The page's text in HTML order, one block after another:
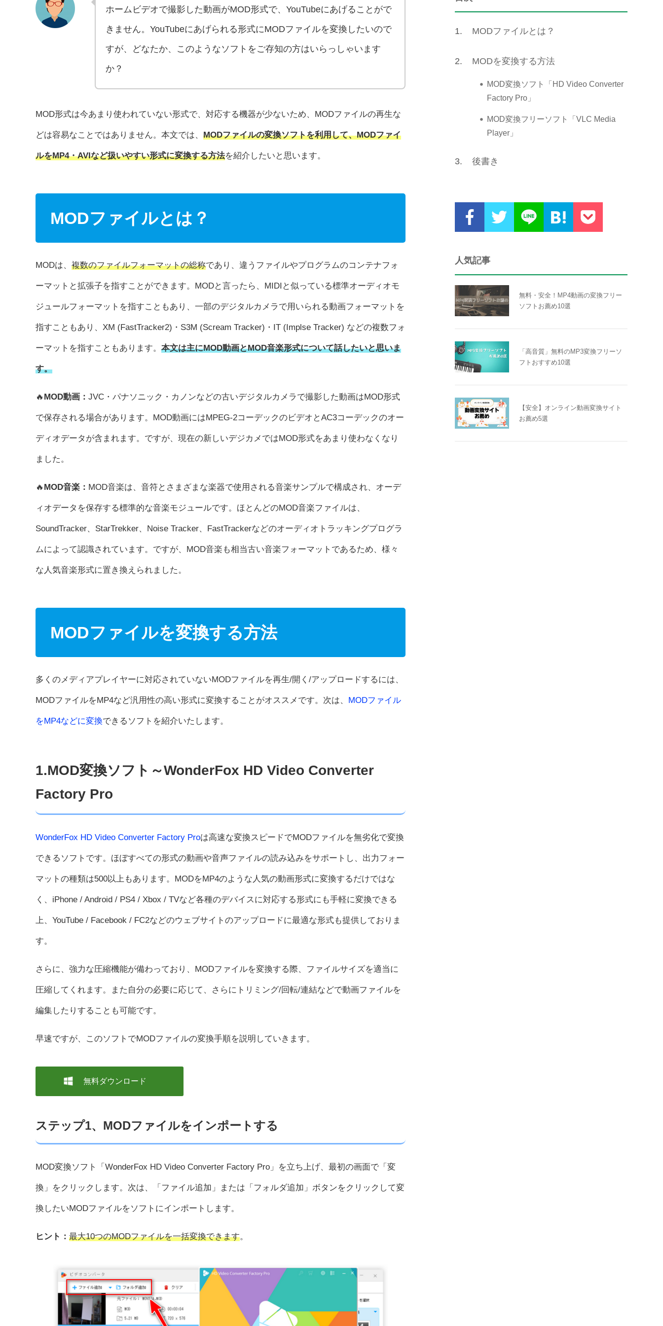
ホームビデオで撮影した動画がMOD形式で、YouTubeにあげることがで
きません。YouTubeにあげられる形式にMODファイルを変換したいので
すが、どなたか、このようなソフトをご存知の方はいらっしゃいます
か？
MOD形式は今あまり使われていない形式で、対応する機器が少ないため、MODファイルの再生な
どは容易なことではありません。本文では、 MODファイルの変換ソフトを利用して、MODファイ
ルをMP4・AVIなど扱いやすい形式に変換する方法を紹介したいと思います。
MODファイルとは？
MODは、 複数のファイルフォーマットの総称であり、違うファイルやプログラムのコンテナフォ
ーマットと拡張子を指すことができます。MODと言ったら、MIDIと似っている標準オーディオモ
ジュールフォーマットを指すこともあり、一部のデジタルカメラで用いられる動画フォーマットを
指すこともあり、XM (FastTracker2)・S3M (Scream Tracker)・IT (Implse Tracker) などの複数フォ
ーマットを指すこともあります。 本文は主にMOD動画とMOD音楽形式について話したいと思いま
す。
🔥 MOD動画： JVC・パナソニック・カノンなどの古いデジタルカメラで撮影した動画はMOD形式
で保存される場合があります。MOD動画にはMPEG-2コーデックのビデオとAC3コーデックのオー
ディオデータが含まれます。ですが、現在の新しいデジカメではMOD形式をあまり使わなくなり
ました。
🔥 MOD音楽： MOD音楽は、音符とさまざまな楽器で使用される音楽サンプルで構成され、オーデ
ィオデータを保存する標準的な音楽モジュールです。ほとんどのMOD音楽ファイルは、
SoundTracker、StarTrekker、Noise Tracker、FastTrackerなどのオーディオトラッキングプログラ
ムによって認識されています。ですが、MOD音楽も相当古い音楽フォーマットであるため、様々
な人気音楽形式に置き換えられました。
MODファイルを変換する方法
多くのメディアプレイヤーに対応されていないMODファイルを再生/開く/アップロードするには、
MODファイルをMP4など汎用性の高い形式に変換することがオススメです。次は、 MODファイル
をMP4などに変換できるソフトを紹介いたします。
1.MOD変換ソフト～WonderFox HD Video Converter
Factory Pro
WonderFox HD Video Converter Factory Proは高速な変換スピードでMODファイルを無劣化で変換
できるソフトです。ほぼすべての形式の動画や音声ファイルの読み込みをサポートし、出力フォー
マットの種類は500以上もあります。MODをMP4のような人気の動画形式に変換するだけではな
く、iPhone / Android / PS4 / Xbox / TVなど各種のデバイスに対応する形式にも手軽に変換できる
上、YouTube / Facebook / FC2などのウェブサイトのアップロードに最適な形式も提供しておりま
す。
さらに、強力な圧縮機能が備わっており、MODファイルを変換する際、ファイルサイズを適当に
圧縮してくれます。また自分の必要に応じて、さらにトリミング/回転/連結などで動画ファイルを
編集したりすることも可能です。
早速ですが、このソフトでMODファイルの変換手順を説明していきます。
無料ダウンロード
ステップ1、MODファイルをインポートする
MOD変換ソフト「WonderFox HD Video Converter Factory Pro」を立ち上げ、最初の画面で「変
換」をクリックします。次は、「ファイル追加」または「フォルダ追加」ボタンをクリックして変
換したいMODファイルをソフトにインポートします。
ヒント： 最大10つのMODファイルを一括変換できます。
1. MODファイルとは？
2. MODを変換する方法
MOD変換ソフト「HD Video Converter
Factory Pro」
MOD変換フリーソフト「VLC Media
Player」
3. 後書き
人気記事
無料・安全！MP4動画の変換フリー
ソフトお薦め10選
「高音質」無料のMP3変換フリーソ
フトおすすめ10選
【安全】オンライン動画変換サイト
お薦め5選